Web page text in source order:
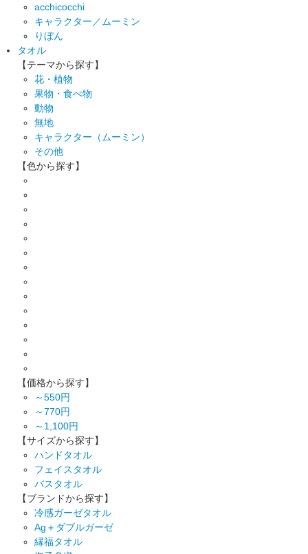
acchicocchi
キャラクター／ムーミン
りぼん
タオル
【テーマから探す】
花・植物
果物・食べ物
動物
無地
キャラクター（ムーミン）
その他
【色から探す】
【価格から探す】
～550円
～770円
～1,100円
【サイズから探す】
ハンドタオル
フェイスタオル
バスタオル
【ブランドから探す】
冷感ガーゼタオル
Ag＋ダブルガーゼ
縁福タオル